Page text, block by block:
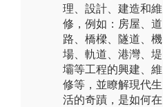
理、設計、建造和維
修，例如：房屋、道
路、橋樑、隧道、機
場、軌道、港灣、堤
壩等工程的興建、維
修等，並瞭解現代生
活的奇蹟，是如何在